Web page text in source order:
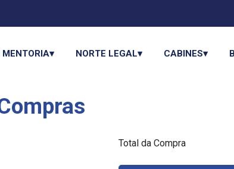
MENTORIA▾ NORTE LEGAL▾ CABINES▾
Total da Compra